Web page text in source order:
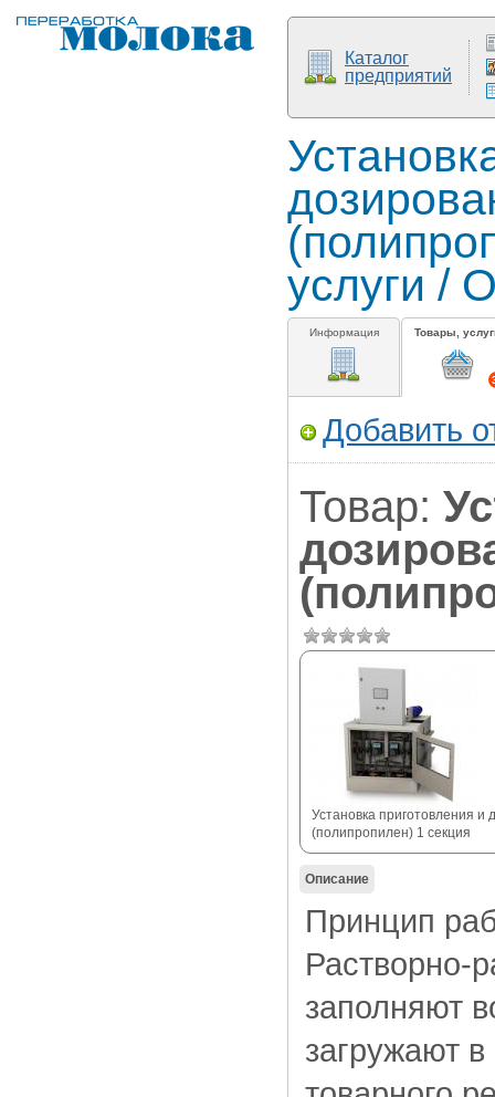
Каталог
предприятий
услуги /
Информация Товары,
Добавить
Товар:
Установка приготовления и
(полипропилен) 1 секция
Описание
Принцип
Растворно-
заполняют
загружают